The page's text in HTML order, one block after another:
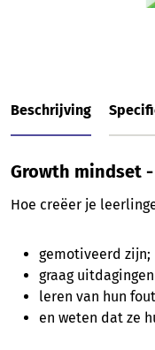
Beschrijving
Growth mindset
Hoe creëer je
gemotiveerd zijn;
graag
leren van hun
en weten dat ze